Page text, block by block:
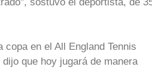
copa en el All England Tennis
que hoy jugará de manera